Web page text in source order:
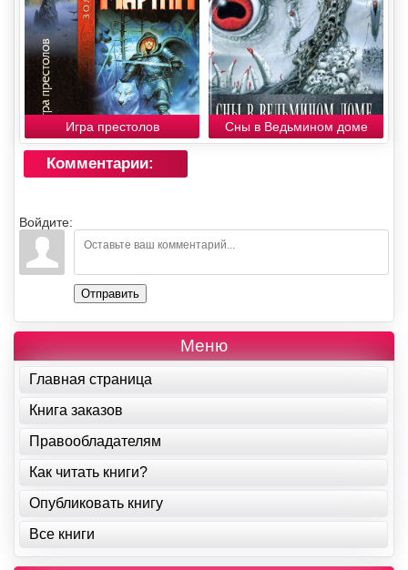
Игра престолов Сны в Ведьмином доме
Комментарии:
Войдите:
Отправить
Меню
Главная страница
Книга заказов
Правообладателям
Как читать книги?
Опубликовать книгу
Все книги